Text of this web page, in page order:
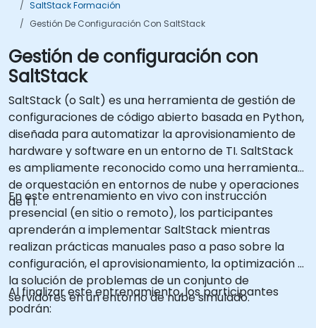
SaltStack Formación
Gestión De Configuración Con SaltStack
Gestión de configuración con
SaltStack
SaltStack (o Salt) es una herramienta de gestión de
configuraciones de código abierto basada en Python,
diseñada para automatizar la aprovisionamiento de
hardware y software en un entorno de TI. SaltStack
es ampliamente reconocido como una herramienta
de orquestación en entornos de nube y operaciones
de TI.
En este entrenamiento en vivo con instrucción
presencial (en sitio o remoto), los participantes
aprenderán a implementar SaltStack mientras
realizan prácticas manuales paso a paso sobre la
configuración, el aprovisionamiento, la optimización y
la solución de problemas de un conjunto de
servidores en un entorno de nube simulado.
Al finalizar este entrenamiento, los participantes
podrán: